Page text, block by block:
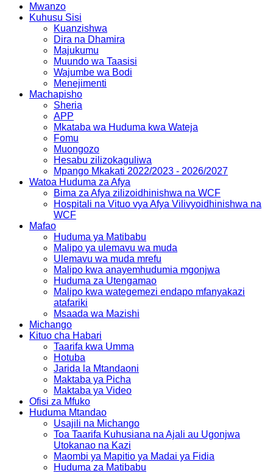
Mwanzo
Kuhusu Sisi
Kuanzishwa
Dira na Dhamira
Majukumu
Muundo wa Taasisi
Wajumbe wa Bodi
Menejimenti
Machapisho
Sheria
APP
Mkataba wa Huduma kwa Wateja
Fomu
Muongozo
Hesabu zilizokaguliwa
Mpango Mkakati 2022/2023 - 2026/2027
Watoa Huduma za Afya
Bima za Afya zilizoidhinishwa na WCF
Hospitali na Vituo vya Afya Vilivyoidhinishwa na
WCF
Mafao
Huduma ya Matibabu
Malipo ya ulemavu wa muda
Ulemavu wa muda mrefu
Malipo kwa anayemhudumia mgonjwa
Huduma za Utengamao
Malipo kwa wategemezi endapo mfanyakazi
atafariki
Msaada wa Mazishi
Michango
Kituo cha Habari
Taarifa kwa Umma
Hotuba
Jarida la Mtandaoni
Maktaba ya Picha
Maktaba ya Video
Ofisi za Mfuko
Huduma Mtandao
Usajili na Michango
Toa Taarifa Kuhusiana na Ajali au Ugonjwa
Utokanao na Kazi
Maombi ya Mapitio ya Madai ya Fidia
Huduma za Matibabu